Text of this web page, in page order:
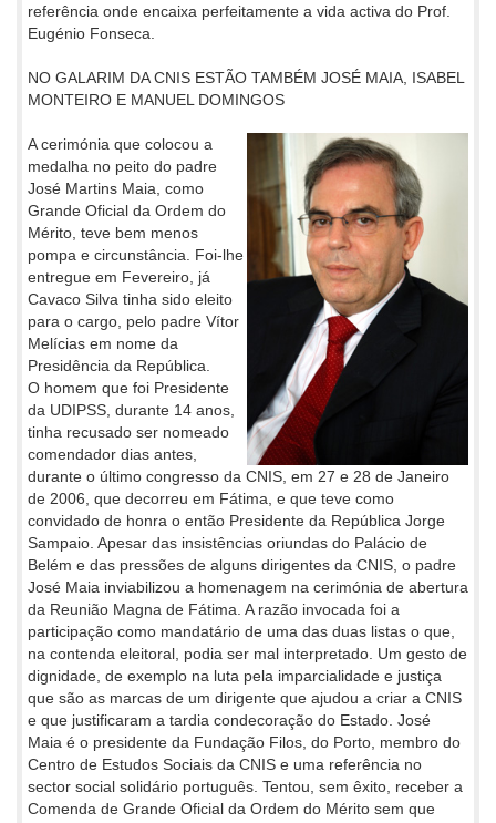
referência onde encaixa perfeitamente a vida activa do Prof.
Eugénio Fonseca.
NO GALARIM DA CNIS ESTÃO TAMBÉM JOSÉ MAIA, ISABEL
MONTEIRO E MANUEL DOMINGOS
A cerimónia que colocou a
medalha no peito do padre
José Martins Maia, como
Grande Oficial da Ordem do
Mérito, teve bem menos
pompa e circunstância. Foi-lhe
entregue em Fevereiro, já
Cavaco Silva tinha sido eleito
para o cargo, pelo padre Vítor
Melícias em nome da
Presidência da República.
O homem que foi Presidente
da UDIPSS, durante 14 anos,
tinha recusado ser nomeado
comendador dias antes,
durante o último congresso da CNIS, em 27 e 28 de Janeiro
de 2006, que decorreu em Fátima, e que teve como
convidado de honra o então Presidente da República Jorge
Sampaio. Apesar das insistências oriundas do Palácio de
Belém e das pressões de alguns dirigentes da CNIS, o padre
José Maia inviabilizou a homenagem na cerimónia de abertura
da Reunião Magna de Fátima. A razão invocada foi a
participação como mandatário de uma das duas listas o que,
na contenda eleitoral, podia ser mal interpretado. Um gesto de
dignidade, de exemplo na luta pela imparcialidade e justiça
que são as marcas de um dirigente que ajudou a criar a CNIS
e que justificaram a tardia condecoração do Estado. José
Maia é o presidente da Fundação Filos, do Porto, membro do
Centro de Estudos Sociais da CNIS e uma referência no
sector social solidário português. Tentou, sem êxito, receber a
Comenda de Grande Oficial da Ordem do Mérito sem que